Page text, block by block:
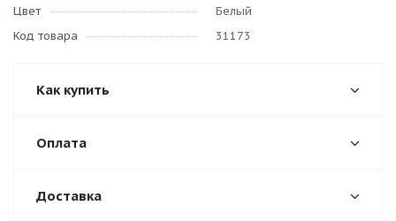
Цвет
Белый
Код товара
31173
Как купить
Оплата
Доставка